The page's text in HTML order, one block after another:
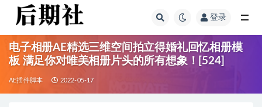
登录
电子相册AE精选三维空间拍立得婚礼回忆相册模
板 满足你对唯美相册片头的所有想象！[524]
AE插件脚本 2022-05-17